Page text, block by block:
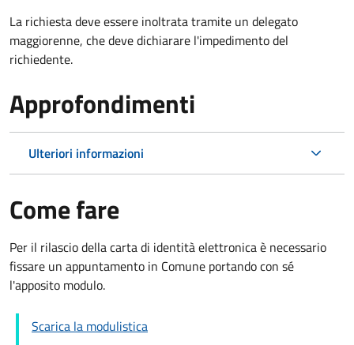
La richiesta deve essere inoltrata tramite un delegato
maggiorenne, che deve dichiarare l'impedimento del
richiedente.
Approfondimenti
Ulteriori informazioni
Come fare
Per il rilascio della carta di identità elettronica è necessario
fissare un appuntamento in Comune portando con sé
l'apposito modulo.
Scarica la modulistica